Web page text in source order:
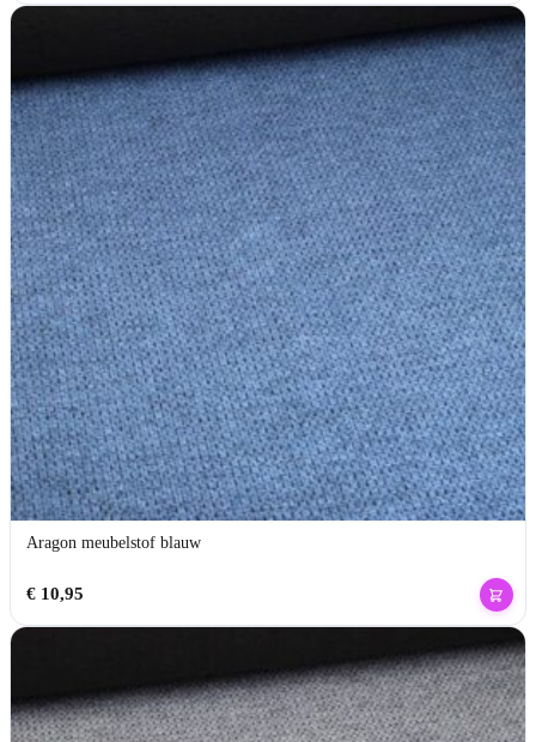
Aragon meubelstof blauw
€10,95